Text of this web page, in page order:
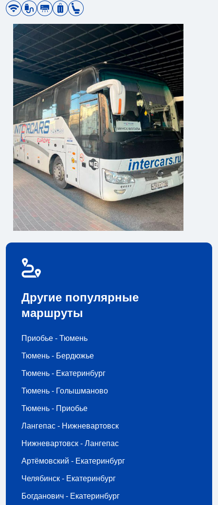
Другие популярные
маршруты
Приобье - Тюмень
Тюмень - Бердюжье
Тюмень - Екатеринбург
Тюмень - Голышманово
Тюмень - Приобье
Лангепас - Нижневартовск
Нижневартовск - Лангепас
Артёмовский - Екатеринбург
Челябинск - Екатеринбург
Богданович - Екатеринбург